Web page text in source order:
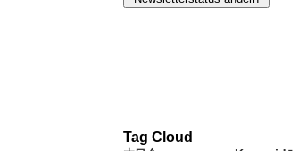
Tag Cloud